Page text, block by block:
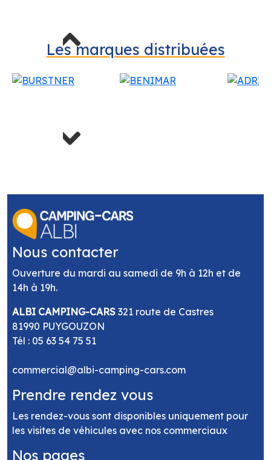
Les marques distribuées
Previous
Nous contacter
Ouverture du mardi au samedi de 9h à 12h et de
14h à 19h.
ALBI CAMPING-CARS 321 route de Castres
81990 PUYGOUZON
Tél : 05 63 54 75 51
commercial@albi-camping-cars.com
Prendre rendez vous
Les rendez-vous sont disponibles uniquement pour
les visites de véhicules avec nos commerciaux
Nos pages